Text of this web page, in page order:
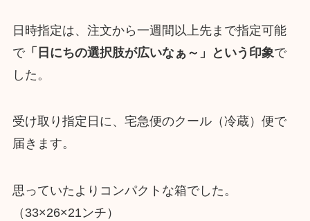
日時指定は、注文から一週間以上先まで指定可能
で「日にちの選択肢が広いなぁ～」という印象で
した。
受け取り指定日に、宅急便のクール（冷蔵）便で
届きます。
思っていたよりコンパクトな箱でした。
（33×26×21ンチ）